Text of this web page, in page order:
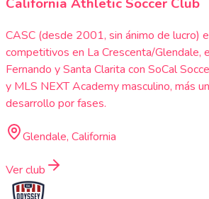
CASC (desde 2001, sin ánimo de lucro)
competitivos en La Crescenta/Glendale,
Fernando y Santa Clarita con SoCal
y MLS NEXT Academy masculino, más
desarrollo por fases.
Glendale, California
Ver club